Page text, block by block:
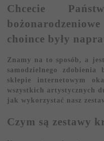
Chcecie
choince były
Znamy na to sposób, a
samodzielnego
sklepie internetowym
wszystkich artystycznych
jak wykorzystać nasz
Czym są zestawy